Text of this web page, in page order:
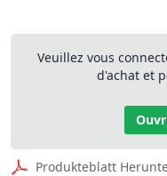
Veuillez vous
d'achat et
Produkteblatt